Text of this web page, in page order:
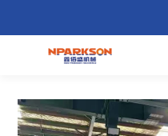
压
柱
式